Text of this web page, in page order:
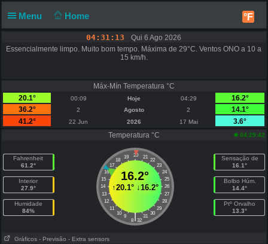
Menu Home °F
04:31:13
Qui 6 Ago 2026
Essencialmente limpo. Muito bom tempo. Máxima de 29°C. Ventos ONO a 10 a
15 km/h.
Máx-Mín Temperatura °C
20.1°
00:09 Hoje 04:29
16.2°
36.2°
2 Agosto 2
14.1°
41.2°
22 Jun 2026 17 Mai
3.6°
Temperatura °C
04:29:42
Fahrenheit
61.2°
Interior
27.9°
Humidade
84%
20
19 21
18
22
17
23
16
24
15
25
14
26
13
27
12
28
11
29
10
30
9 31
|
8 32
16.2°
↑20.1°↓16.2°
Sensação de
16.1°
Bolbo Húm.
14.4°
Ptº Orvalho
13.3°
Gráficos - Previsão - Extra sensors